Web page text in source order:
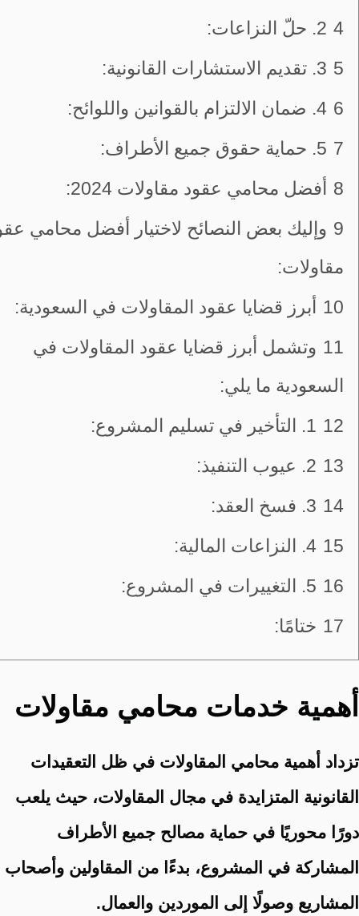
4 2. حلّ النزاعات:
5 3. تقديم الاستشارات القانونية:
6 4. ضمان الالتزام بالقوانين واللوائح:
7 5. حماية حقوق جميع الأطراف:
8
أفضل محامي عقود مقاولات 2024:
9 وإليك بعض النصائح لاختيار أفضل محامي
مقاولات:
10
أبرز قضايا عقود المقاولات في السعودية:
11 وتشمل أبرز قضايا عقود المقاولات في
السعودية ما يلي:
12 1. التأخير في تسليم المشروع:
13 2. عيوب التنفيذ:
14 3. فسخ العقد:
15 4. النزاعات المالية:
16 5. التغييرات في المشروع:
17 ختامًا:
أهمية خدمات محامي مقاولات
تزداد أهمية محامي المقاولات في ظل التعقيدات
القانونية المتزايدة في مجال المقاولات، حيث يلعب
دورًا محوريًا في حماية مصالح جميع الأطراف
المشاركة في المشروع، بدءًا من المقاولين وأصحاب
المشاريع وصولًا إلى الموردين والعمال.